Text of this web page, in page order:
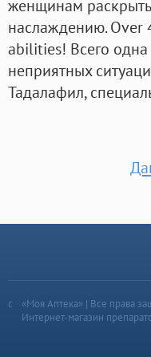
женщинам раскрыть
наслаждению.
abilities! Всего
неприятных
Тадалафил,
«Моя Аптека» | Все права
Интернет-магазин